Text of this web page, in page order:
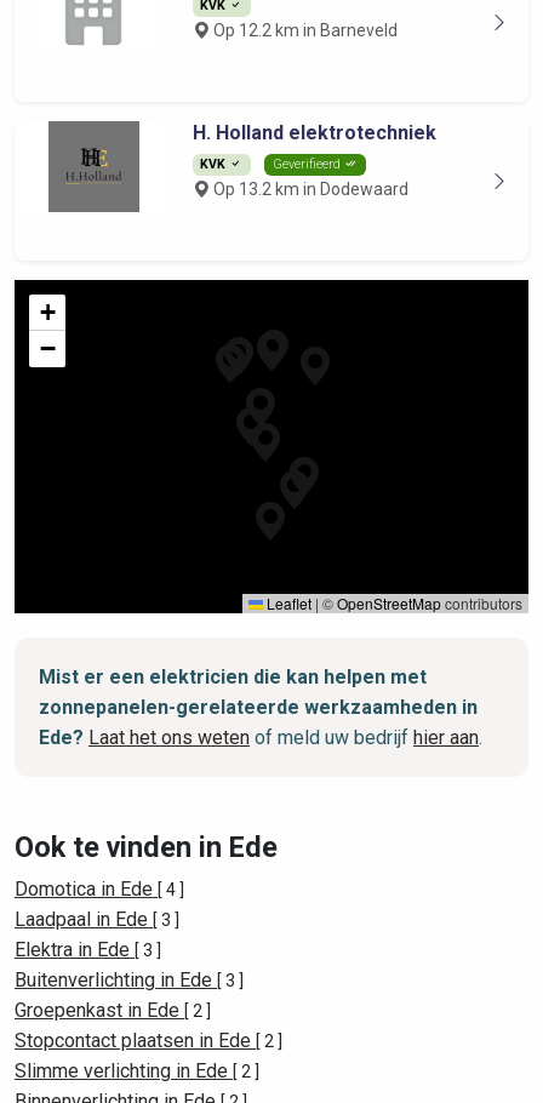
KVK
Op 12.2 km in Barneveld
H. Holland elektrotechniek
KVK Geverifieerd
Op 13.2 km in Dodewaard
+
−
Leaflet | ©OpenStreetMapcontributors
Mist er een elektricien die kan helpen met
zonnepanelen-gerelateerde werkzaamheden in
Ede? Laat het ons weten of meld uw bedrijf hier aan.
Ook te vinden in Ede
Domotica in Ede [ 4 ]
Laadpaal in Ede [ 3 ]
Elektra in Ede [ 3 ]
Buitenverlichting in Ede [ 3 ]
Groepenkast in Ede [ 2 ]
Stopcontact plaatsen in Ede [ 2 ]
Slimme verlichting in Ede [ 2 ]